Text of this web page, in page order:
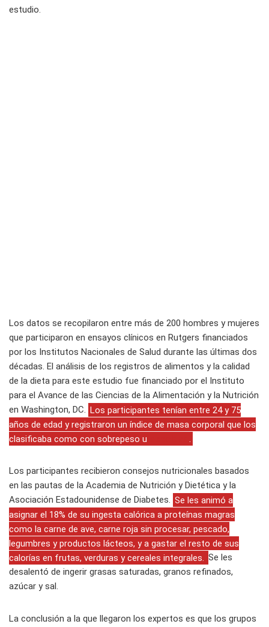
estudio.
Los datos se recopilaron entre más de 200 hombres y mujeres
que participaron en ensayos clínicos en Rutgers financiados
por los Institutos Nacionales de Salud durante las últimas dos
décadas. El análisis de los registros de alimentos y la calidad
de la dieta para este estudio fue financiado por el Instituto
para el Avance de las Ciencias de la Alimentación y la Nutrición
en Washington, DC. Los participantes tenían entre 24 y 75
años de edad y registraron un índice de masa corporal que los
clasificaba como con sobrepeso u
Los participantes recibieron consejos nutricionales basados
en las pautas de la Academia de Nutrición y Dietética y la
Asociación Estadounidense de Diabetes. Se les animó a
asignar el 18% de su ingesta calórica a proteínas magras
como la carne de ave, carne roja sin procesar, pescado,
legumbres y productos lácteos, y a gastar el resto de sus
calorías en frutas, verduras y cereales integrales.
Se les
desalentó de ingerir grasas saturadas, granos refinados,
azúcar y sal.
La conclusión a la que llegaron los expertos es que los grupos